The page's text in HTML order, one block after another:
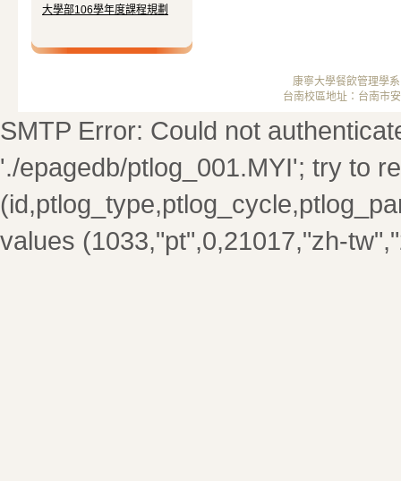
大學部106學年度課程規劃
康寧大學餐飲管理學
台南校區地址：台南市
SMTP Error: Could not
'./epagedb/ptlog_001.MYI'; try to
values (1033,"pt",0,21017,"zh-